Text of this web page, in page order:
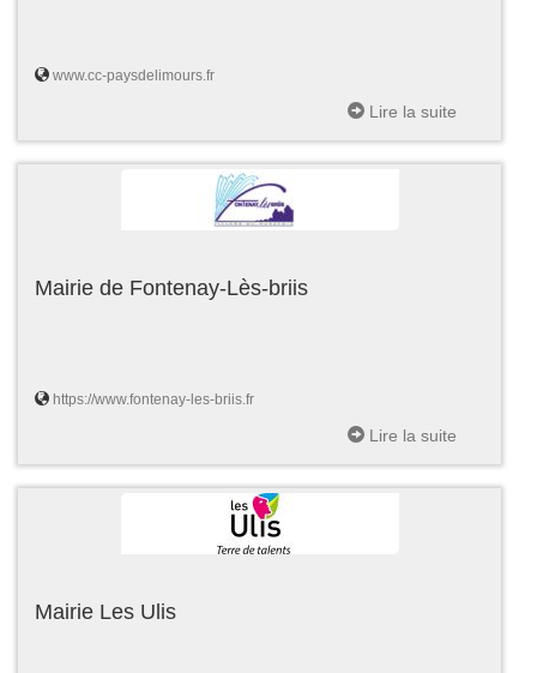
www.cc-paysdelimours.fr
Lire la suite
Mairie de Fontenay-Lès-briis
https://www.fontenay-les-briis.fr
Lire la suite
Mairie Les Ulis